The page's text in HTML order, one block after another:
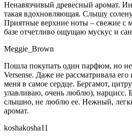
Ненавязчивый древесный аромат.
такая вдохновляющая. Слышу
Приятные верхние ноты – свежие с
базе отчетливо ощущаю мускус и
Meggie_Brown
Пошла покупать один парфюм, но
Versense. Даже не рассматривала
меня в самое сердце. Бергамот,
улавливаю, очень люблю), нарцисс.
слышно, не люблю ее. Нежный,
аромат.
koshakosha11